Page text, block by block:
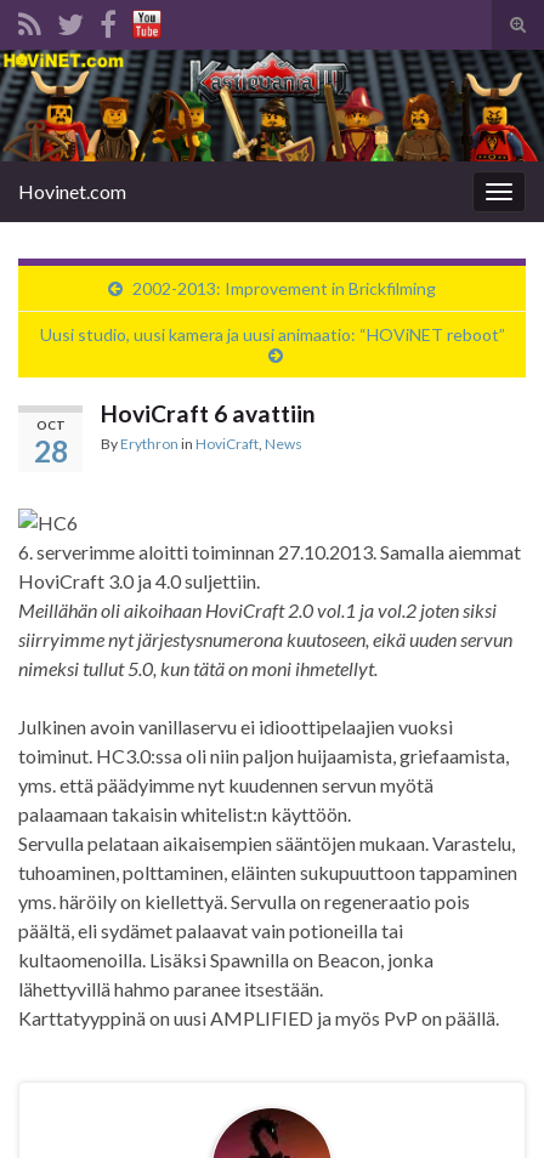
Search for:
Hovinet.com
2002-2013: Improvement in Brickfilming
Uusi studio, uusi kamera ja uusi animaatio: “HOViNET reboot”
OCT
28
HoviCraft 6 avattiin
ByErythron in HoviCraft, News
6. serverimme aloitti toiminnan 27.10.2013. Samalla aiemmat
HoviCraft 3.0 ja 4.0 suljettiin.
Meillähän oli aikoihaan HoviCraft 2.0 vol.1 ja vol.2 joten siksi
siirryimme nyt järjestysnumerona kuutoseen, eikä uuden servun
nimeksi tullut 5.0, kun tätä on moni ihmetellyt.
Julkinen avoin vanillaservu ei idioottipelaajien vuoksi
toiminut. HC3.0:ssa oli niin paljon huijaamista, griefaamista,
yms. että päädyimme nyt kuudennen servun myötä
palaamaan takaisin whitelist:n käyttöön.
Servulla pelataan aikaisempien sääntöjen mukaan. Varastelu,
tuhoaminen, polttaminen, eläinten sukupuuttoon tappaminen
yms. häröily on kiellettyä. Servulla on regeneraatio pois
päältä, eli sydämet palaavat vain potioneilla tai
kultaomenoilla. Lisäksi Spawnilla on Beacon, jonka
lähettyvillä hahmo paranee itsestään.
Karttatyyppinä on uusi AMPLIFIED ja myös PvP on päällä.